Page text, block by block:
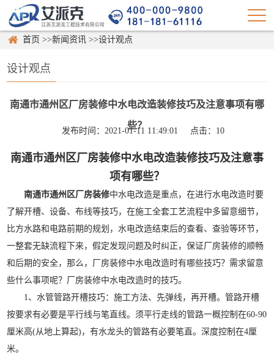
首页 >>新闻资讯 >>设计观点
设计观点
南通市通州区厂房装修中水电改造装修技巧及注意事项有哪
些？
发布时间：2021-01-11 11:49:01 点击： 10
南通市通州区厂房装修中水电改造装修技巧及注意事
项有哪些？
南通市通州区厂房装修中水电改造是重点，在进行水电改造时要
了解开槽、设备、布线等技巧，在施工全套工艺流程中多留意细节，
比方水路和电路前期的规划，水电改造结束后的查看、查验等环节，
一整套无缺流程下来，假定发现问题及时纠正，保证厂房装修的顺畅
和后期的安全，那么，厂房装修中水电改造时有哪些技巧？需求留意
些什么事项呢？厂房装修中水电改造时的技巧。
1、水管管路开槽技巧：施工方法、先弹线，再开槽。管路开槽
按要求有必要是平行线与笔直线。须平行走线的管路一概控制在60-90
厘米高(从地上算起)，有水龙头的管路有必要笔直。深度控制在4厘
米。